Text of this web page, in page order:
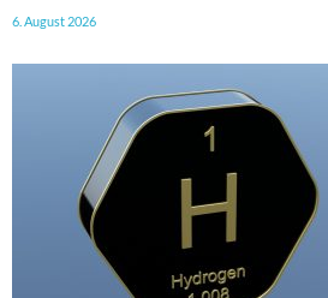
6. August 2026